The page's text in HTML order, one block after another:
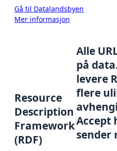
Gå til Datalandsbyen
Mer informasjon
Resource
Description
Framework
(RDF)
Alle
på
levere
flere
Accept
sender